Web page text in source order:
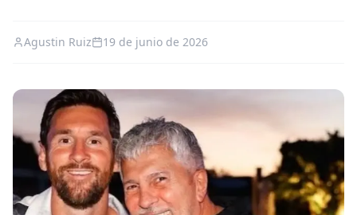
Agustin Ruiz 19 de junio de 2026